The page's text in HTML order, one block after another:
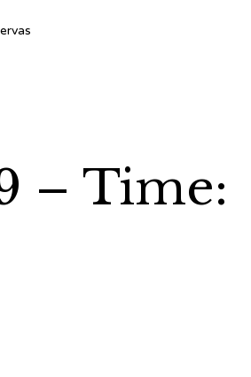
– Time: